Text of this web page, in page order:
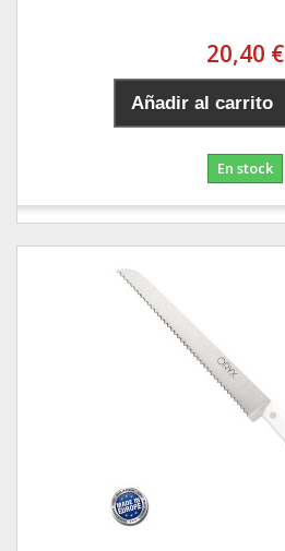
20,40 €
Añadir al carrito
En stock